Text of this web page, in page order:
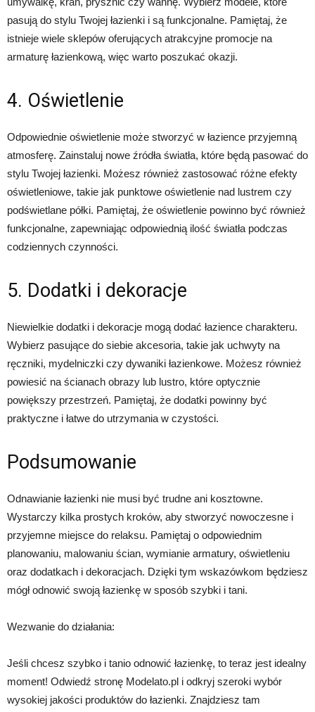
pasują do stylu Twojej łazienki i są funkcjonalne. Pamiętaj, że
istnieje wiele sklepów oferujących atrakcyjne promocje na
armaturę łazienkową, więc warto poszukać okazji.
4. Oświetlenie
Odpowiednie oświetlenie może stworzyć w łazience przyjemną
atmosferę. Zainstaluj nowe źródła światła, które będą pasować do
stylu Twojej łazienki. Możesz również zastosować różne efekty
oświetleniowe, takie jak punktowe oświetlenie nad lustrem czy
podświetlane półki. Pamiętaj, że oświetlenie powinno być również
funkcjonalne, zapewniając odpowiednią ilość światła podczas
codziennych czynności.
5. Dodatki i dekoracje
Niewielkie dodatki i dekoracje mogą dodać łazience charakteru.
Wybierz pasujące do siebie akcesoria, takie jak uchwyty na
ręczniki, mydelniczki czy dywaniki łazienkowe. Możesz również
powiesić na ścianach obrazy lub lustro, które optycznie
powiększy przestrzeń. Pamiętaj, że dodatki powinny być
praktyczne i łatwe do utrzymania w czystości.
Podsumowanie
Odnawianie łazienki nie musi być trudne ani kosztowne.
Wystarczy kilka prostych kroków, aby stworzyć nowoczesne i
przyjemne miejsce do relaksu. Pamiętaj o odpowiednim
planowaniu, malowaniu ścian, wymianie armatury, oświetleniu
oraz dodatkach i dekoracjach. Dzięki tym wskazówkom będziesz
mógł odnowić swoją łazienkę w sposób szybki i tani.
Wezwanie do działania:
Jeśli chcesz szybko i tanio odnowić łazienkę, to teraz jest idealny
moment! Odwiedź stronę Modelato.pl i odkryj szeroki wybór
wysokiej jakości produktów do łazienki. Znajdziesz tam